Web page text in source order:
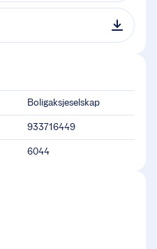
Boligaksjeselskap
933716449
6044